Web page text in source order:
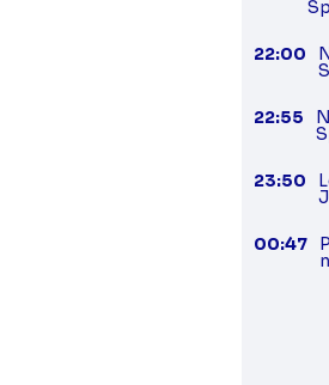
22:00
22:55
23:50
00:47